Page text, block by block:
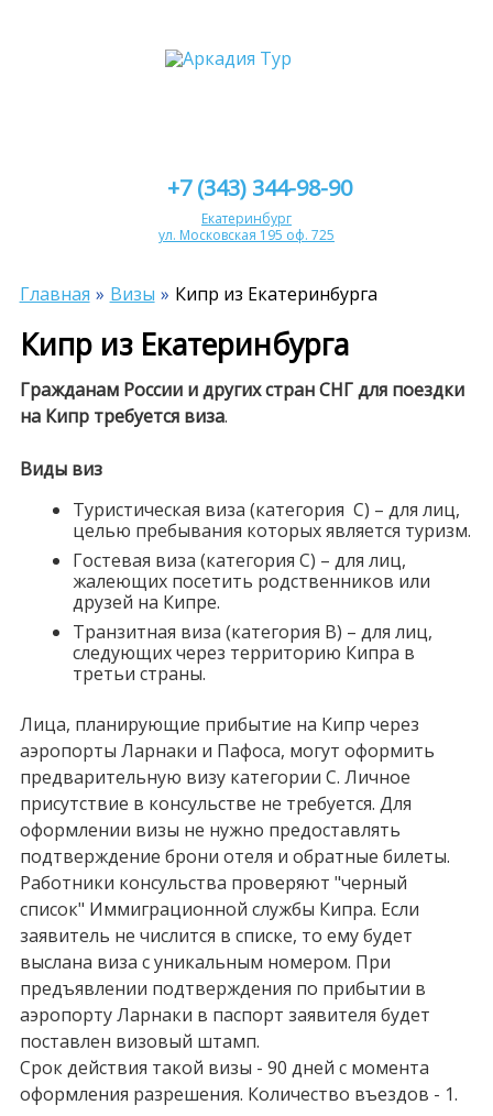
+7 (343) 344-98-90
Екатеринбург
ул. Московская 195 оф. 725
Главная Визы Кипр из Екатеринбурга
Кипр из Екатеринбурга
Гражданам России и других стран СНГ для поездки
на Кипр требуется виза.
Виды виз
Туристическая виза (категория C) – для лиц,
целью пребывания которых является туризм.
Гостевая виза (категория C) – для лиц,
жалеющих посетить родственников или
друзей на Кипре.
Транзитная виза (категория B) – для лиц,
следующих через территорию Кипра в
третьи страны.
Лица, планирующие прибытие на Кипр через
аэропорты Ларнаки и Пафоса, могут оформить
предварительную визу категории C. Личное
присутствие в консульстве не требуется. Для
оформлении визы не нужно предоставлять
подтверждение брони отеля и обратные билеты.
Работники консульства проверяют "черный
список" Иммиграционной службы Кипра. Если
заявитель не числится в списке, то ему будет
выслана виза с уникальным номером. При
предъявлении подтверждения по прибытии в
аэропорту Ларнаки в паспорт заявителя будет
поставлен визовый штамп.
Срок действия такой визы - 90 дней с момента
оформления разрешения. Количество въездов - 1.